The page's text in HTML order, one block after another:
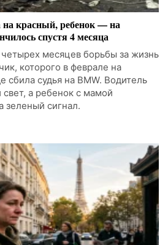
красный, ребенок — на
спустя 4 месяца
месяцев борьбы за жизнь
которого в феврале на
судья на BMW. Водитель
свет, а ребенок с мамой
зеленый сигнал.